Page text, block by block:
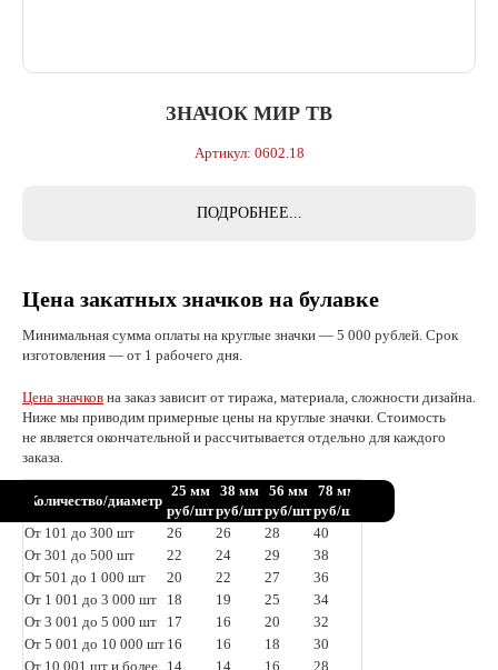
ЗНАЧОК МИР ТВ
Артикул: 0602.18
ПОДРОБНЕЕ...
Цена закатных значков на булавке
Минимальная сумма оплаты на круглые значки — 5 000 рублей. Срок
изготовления — от 1 рабочего дня.
Цена значков на заказ зависит от тиража, материала, сложности дизайна.
Ниже мы приводим примерные цены на круглые значки. Стоимость
не является окончательной и рассчитывается отдельно для каждого
заказа.
Количество/диаметр
25 мм
руб/шт
38 мм
руб/шт
56 мм
руб/шт
78 мм
руб/шт
От 101 до 300 шт
26 26 28
40
От 301 до 500 шт
22 24 29
38
От 501 до 1 000 шт
20 22 27
36
От 1 001 до 3 000 шт
18 19 25
34
От 3 001 до 5 000 шт
17 16 20
32
От 5 001 до 10 000 шт 16 16 18
30
От 10 001 шт и более 14 14 16 28